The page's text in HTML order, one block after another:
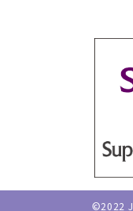
©2022